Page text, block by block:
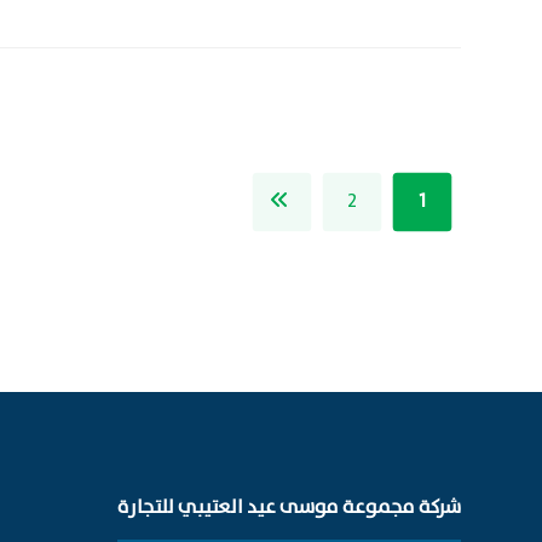
1
2
شركة مجموعة موسى عيد العتيبي للتجارة